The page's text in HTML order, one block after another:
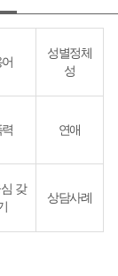
어
성별정체
성
력 연애
갖
상담사례